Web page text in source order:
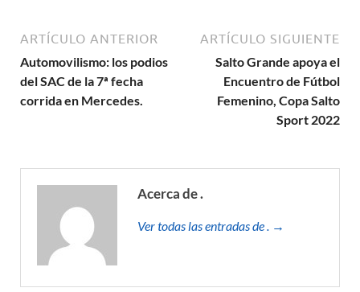
ARTÍCULO ANTERIOR
Automovilismo: los podios
del SAC de la 7ª fecha
corrida en Mercedes.
ARTÍCULO SIGUIENTE
Salto Grande apoya el
Encuentro de Fútbol
Femenino, Copa Salto
Sport 2022
Acerca de .
Ver todas las entradas de . →